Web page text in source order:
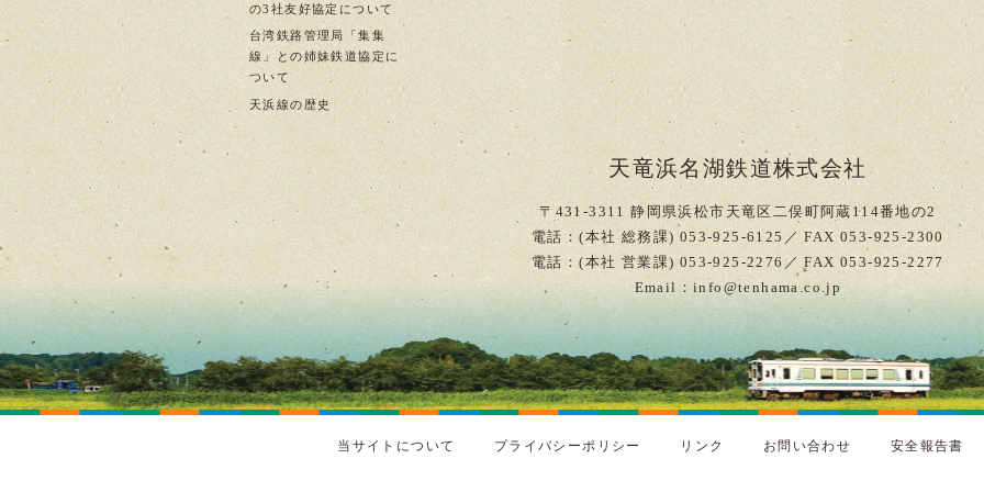
の3社友好協定について
台湾鉄路管理局「集集
線」との姉妹鉄道協定に
ついて
天浜線の歴史
天竜浜名湖鉄道株式会社
〒431-3311 静岡県浜松市天竜区二俣町阿蔵114番地の2
電話：(本社 総務課) 053-925-6125／ FAX 053-925-2300
電話：(本社 営業課) 053-925-2276／ FAX 053-925-2277
Email：info@tenhama.co.jp
当サイトについて プライバシーポリシー リンク お問い合わせ 安全報告書